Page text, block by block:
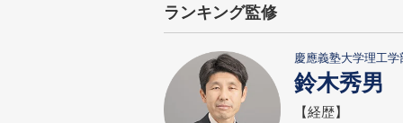
ランキング監修
慶應義塾大学理工
鈴木秀男
【経歴】